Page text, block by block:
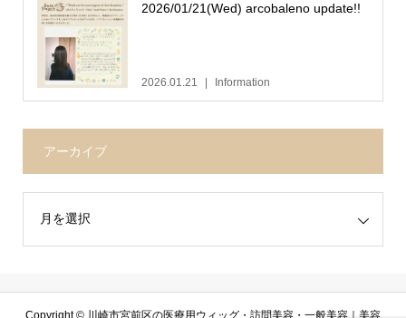
2026/01/21(Wed) arcobaleno update!!
2026.01.21 Information
アーカイブ